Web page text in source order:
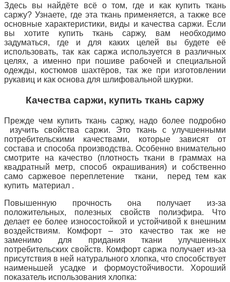
Здесь вы найдёте всё о том, где и как купить ткань
саржу? Узнаете, где эта ткань применяется, а также все
основные характеристики, виды и качества саржи. Если
вы хотите купить ткань саржу, вам необходимо
задуматься, где и для каких целей вы будете её
использовать, так как саржа используется в различных
целях, а именно при пошиве рабочей и специальной
одежды, костюмов шахтёров, так же при изготовлении
рукавиц и как основа для шлифовальной шкурки.
Качества саржи, купить ткань саржу
Прежде чем купить ткань саржу, надо более подробно
изучить свойства саржи. Это ткань с улучшенными
потребительскими качествами, которые зависят от
состава и способа производства. Особенно внимательно
смотрите на качество (плотность ткани в граммах на
квадратный метр, способ окрашивания) и собственно
само саржевое переплетение ткани, перед тем как
купить материал .
Повышенную прочность она получает из-за
положительных, полезных свойств полиэфира. Что
делает ее более износостойкой и устойчивой к внешним
воздействиям. Комфорт – это качество так же не
заменимо для придания ткани улучшенных
потребительских свойств. Комфорт саржа получает из-за
присутствия в ней натурального хлопка, что способствует
наименьшей усадке и формоустойчивости. Хороший
показатель использования хлопка: